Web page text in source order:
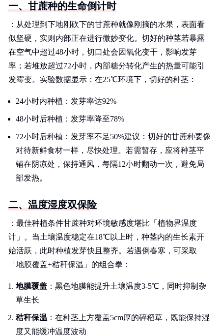
一、甘蔗种的生命倒计时
：从处理到下地刚砍下的甘蔗种就像刚摘的水果，表面看
似坚硬，实则内部正在进行微妙变化。切好的种茎若暴露
在空气中超过48小时，切口处会因氧化变干，影响发芽
率；若堆放超过72小时，内部糖分转化产生的热量可能引
发霉变。实验数据显示：在25℃环境下，切好的种茎：
24小时内种植：发芽率达92%
48小时后种植：发芽率降至78%
72小时后种植：发芽率不足50%建议：切好的甘蔗种要像
对待新鲜食材一样，尽快处理。若需暂存，应将种茎平
铺在阴凉处，保持通风，每隔12小时翻动一次，避免局
部发热。
二、温度湿度双保险
：最佳种植条件甘蔗种对环境敏感度堪比「植物界温度
计」。当土壤温度稳定在18℃以上时，种茎内的生长素开
始活跃，此时种植发芽快且整齐。若遇倒春寒，可采取
「地膜覆盖+秸秆保温」的组合拳：
地膜覆盖 ：黑色地膜能提升土壤温度3-5℃，同时抑制杂
草生长
秸秆保温 ：在种茎上方覆盖5cm厚的碎稻草，既能保持湿
度又能缓冲温度波动